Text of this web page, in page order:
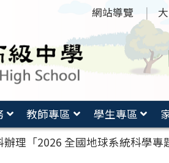
網站導覽
教師專區 學生專區
理「2026 全國地球系統科學專